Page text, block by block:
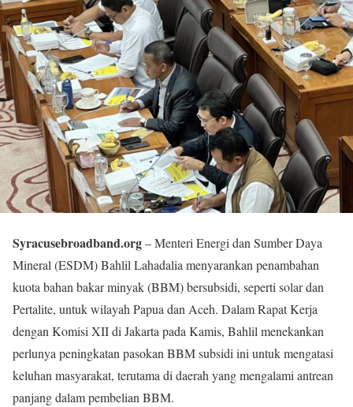
Syracusebroadband.org– Menteri Energi dan Sumber Daya
Mineral (ESDM) Bahlil Lahadalia menyarankan penambahan
kuota bahan bakar minyak (BBM) bersubsidi, seperti solar dan
Pertalite, untuk wilayah Papua dan Aceh. Dalam Rapat Kerja
dengan Komisi XII di Jakarta pada Kamis, Bahlil menekankan
perlunya peningkatan pasokan BBM subsidi ini untuk mengatasi
keluhan masyarakat, terutama di daerah yang mengalami antrean
panjang dalam pembelian BBM.